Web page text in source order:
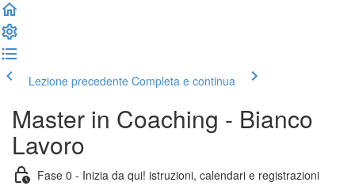
Lezione precedente Completa e continua
Master in Coaching - Bianco
Lavoro
Fase 0 - Inizia da qui! istruzioni, calendari e registrazioni